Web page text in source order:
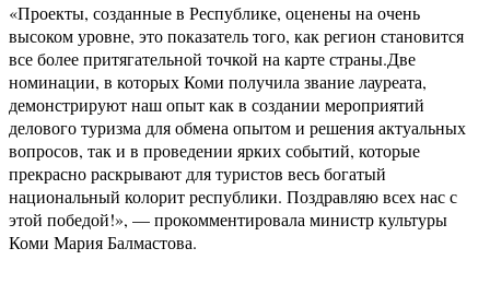
«Проекты, созданные в Республике, оценены на очень
высоком уровне, это показатель того, как регион становится
все более притягательной точкой на карте страны.Две
номинации, в которых Коми получила звание лауреата,
демонстрируют наш опыт как в создании мероприятий
делового туризма для обмена опытом и решения актуальных
вопросов, так и в проведении ярких событий, которые
прекрасно раскрывают для туристов весь богатый
национальный колорит республики. Поздравляю всех нас с
этой победой!», — прокомментировала министр культуры
Коми Мария Балмастова.